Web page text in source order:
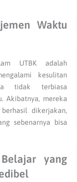
Waktu
UTBK adalah
kesulitan
tidak terbiasa
Akibatnya, mereka
dikerjakan,
sebenarnya bisa
yang